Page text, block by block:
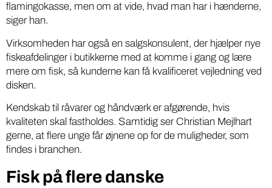
flamingokasse, men om at vide, hvad man har i hænderne,
siger han.
Virksomheden har også en salgskonsulent, der hjælper nye
fiskeafdelinger i butikkerne med at komme i gang og lære
mere om fisk, så kunderne kan få kvalificeret vejledning ved
disken.
Kendskab til råvarer og håndværk er afgørende, hvis
kvaliteten skal fastholdes. Samtidig ser Christian Mejlhart
gerne, at flere unge får øjnene op for de muligheder, som
findes i branchen.
Fisk på flere danske